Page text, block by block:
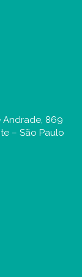
Andrade, 869
– São Paulo